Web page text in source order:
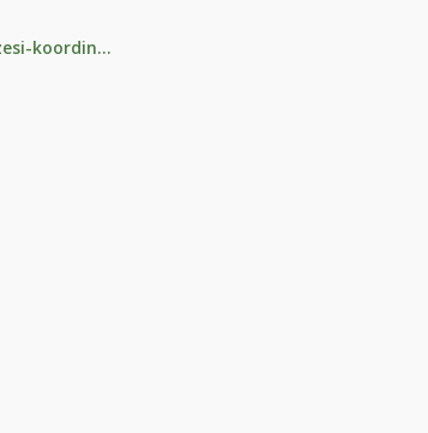
koordin...